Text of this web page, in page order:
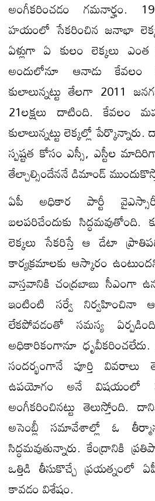
అంగీకరించడం గమనార్హం.
హయంలో సేకరించిన జనాభా
ఏళ్లుగా ఏ కులం లెక్కలు
అందులోనూ ఆనాడు కేవలం
కులాలున్నట్టు తేలగా 2011
21లక్షలు దాటింది. కేవలం
కులాలున్నట్టు లెక్కల్లో
స్పష్టత కోసం ఎస్సీ, ఎస్టీల
తేల్చాల్సిందేననే డిమాండ్
ఏపీ అధికార పార్టీ
బలపరిచేందుకు
లెక్కలు సేకరిస్తే ఆ డేటా
కార్యక్రమాలకు ఆస్కారం
వాస్తవానికి చంద్రబాబు
ఇంటింటి సర్వే నిర్వహించినా
లేకపోవడంతో సమస్య
అధికారికంగానూ
సందర్భంగానే పూర్తి వివరాలు
ఉపయోగం అనే విషయంలో
అంగీకరించినట్టు తెలుస్తోంది.
అసెంబ్లీ సమావేశాల్లో ఓ
సిద్ధమవుతున్నారు. కేంద్రానికి
ఒత్తిడి తీసుకొచ్చే ప్రయత్నంలో
కావడం విశేషం.